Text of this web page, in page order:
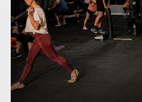
Fuerza,
y Estiramientos. Estos
muy variados y
condición física y
diferentes niveles para